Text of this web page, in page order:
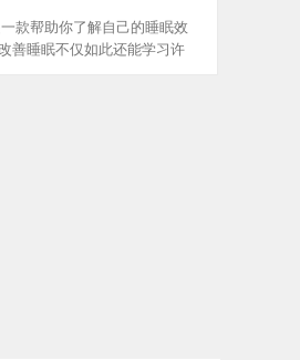
款帮助你了解自己的睡眠效
善睡眠不仅如此还能学习许